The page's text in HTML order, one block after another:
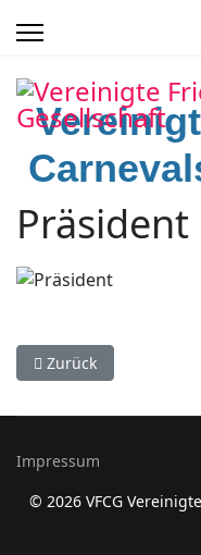
Präsident
Vorheriger Beitrag:
Zurück
Impressum
© 2026 VFCG